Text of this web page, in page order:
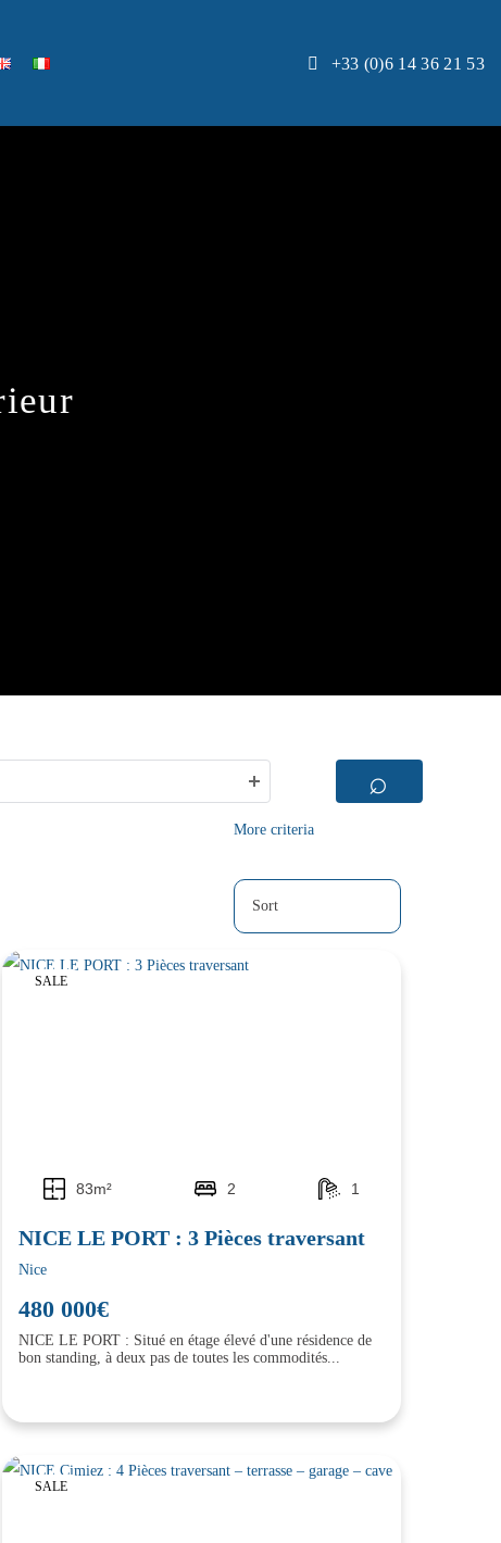
+33 (0)6 14 36 21 53
More criteria
⌕
SALE
83m² 2 1
NICE LE PORT : 3 Pièces traversant
Nice
480 000€
NICE LE PORT : Situé en étage élevé d'une résidence de
bon standing, à deux pas de toutes les commodités...
SALE